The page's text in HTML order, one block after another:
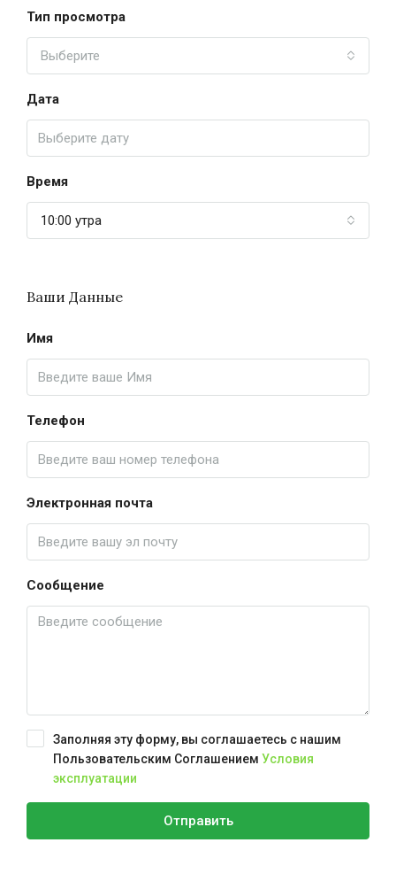
Тип просмотра
Выберите
Дата
Время
10:00 утра
Ваши Данные
Имя
Телефон
Электронная почта
Сообщение
Заполняя эту форму, вы соглашаетесь с нашим
Пользовательским Соглашением Условия
эксплуатации
Отправить